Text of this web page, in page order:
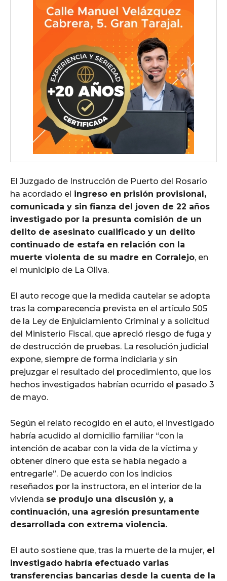
El Juzgado de Instrucción de Puerto del Rosario
ha acordado el ingreso en prisión provisional,
comunicada y sin fianza del joven de 22 años
investigado por la presunta comisión de un
delito de asesinato cualificado y un delito
continuado de estafa en relación con la
muerte violenta de su madre en Corralejo, en
el municipio de La Oliva.
El auto recoge que la medida cautelar se adopta
tras la comparecencia prevista en el artículo 505
de la Ley de Enjuiciamiento Criminal y a solicitud
del Ministerio Fiscal, que apreció riesgo de fuga y
de destrucción de pruebas. La resolución judicial
expone, siempre de forma indiciaria y sin
prejuzgar el resultado del procedimiento, que los
hechos investigados habrían ocurrido el pasado 3
de mayo.
Según el relato recogido en el auto, el investigado
habría acudido al domicilio familiar “con la
intención de acabar con la vida de la víctima y
obtener dinero que esta se había negado a
entregarle”. De acuerdo con los indicios
reseñados por la instructora, en el interior de la
vivienda se produjo una discusión y, a
continuación, una agresión presuntamente
desarrollada con extrema violencia.
El auto sostiene que, tras la muerte de la mujer, el
investigado habría efectuado varias
transferencias bancarias desde la cuenta de la